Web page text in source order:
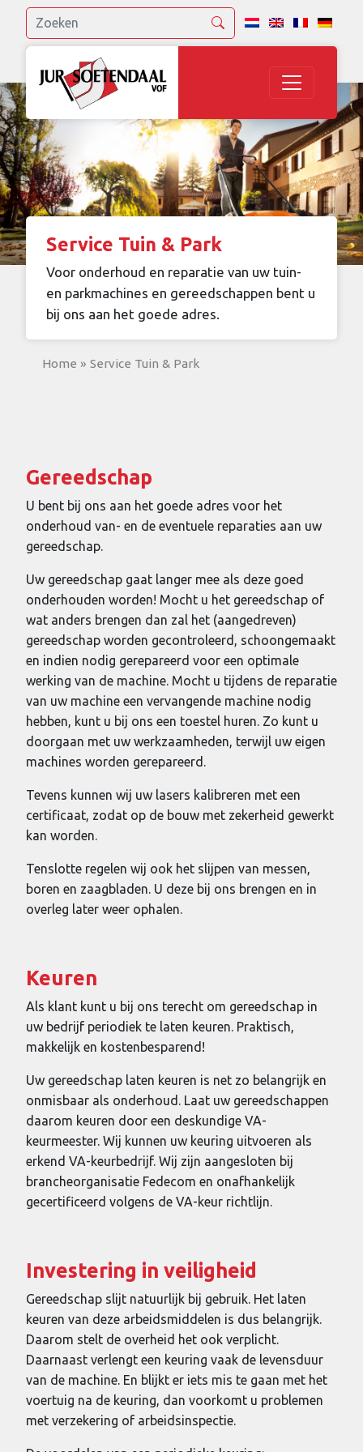
Service Tuin & Park
Voor onderhoud en reparatie van uw tuin-
en parkmachines en gereedschappen bent u
bij ons aan het goede adres.
Home » Service Tuin & Park
Gereedschap
U bent bij ons aan het goede adres voor het
onderhoud van- en de eventuele reparaties aan uw
gereedschap.
Uw gereedschap gaat langer mee als deze goed
onderhouden worden! Mocht u het gereedschap of
wat anders brengen dan zal het (aangedreven)
gereedschap worden gecontroleerd, schoongemaakt
en indien nodig gerepareerd voor een optimale
werking van de machine. Mocht u tijdens de reparatie
van uw machine een vervangende machine nodig
hebben, kunt u bij ons een toestel huren. Zo kunt u
doorgaan met uw werkzaamheden, terwijl uw eigen
machines worden gerepareerd.
Tevens kunnen wij uw lasers kalibreren met een
certificaat, zodat op de bouw met zekerheid gewerkt
kan worden.
Tenslotte regelen wij ook het slijpen van messen,
boren en zaagbladen. U deze bij ons brengen en in
overleg later weer ophalen.
Keuren
Als klant kunt u bij ons terecht om gereedschap in
uw bedrijf periodiek te laten keuren. Praktisch,
makkelijk en kostenbesparend!
Uw gereedschap laten keuren is net zo belangrijk en
onmisbaar als onderhoud. Laat uw gereedschappen
daarom keuren door een deskundige VA-
keurmeester. Wij kunnen uw keuring uitvoeren als
erkend VA-keurbedrijf. Wij zijn aangesloten bij
brancheorganisatie Fedecom en onafhankelijk
gecertificeerd volgens de VA-keur richtlijn.
Investering in veiligheid
Gereedschap slijt natuurlijk bij gebruik. Het laten
keuren van deze arbeidsmiddelen is dus belangrijk.
Daarom stelt de overheid het ook verplicht.
Daarnaast verlengt een keuring vaak de levensduur
van de machine. En blijkt er iets mis te gaan met het
voertuig na de keuring, dan voorkomt u problemen
met verzekering of arbeidsinspectie.